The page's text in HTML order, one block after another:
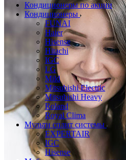
Кондиционеры по акции
Кондиционеры
FUNAI
Haier
Hisense
Hitachi
IGC
LG
Mild
Mitsubishi Electric
Mitsubishi Heavy
Roland
Royal Clima
Мульти сплит системы
EXPERTAIR
IGC
Hisense